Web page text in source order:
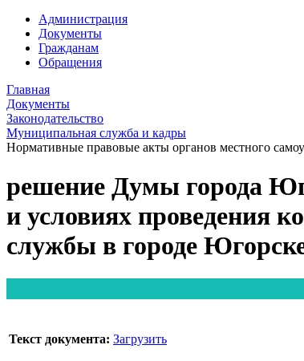
Администрация
Документы
Гражданам
Обращения
Главная
Документы
Законодательство
Муниципальная служба и кадры
Нормативные правовые акты органов местного
решение Думы города
и условиях проведения
службы в городе
Текст документа: Загрузить